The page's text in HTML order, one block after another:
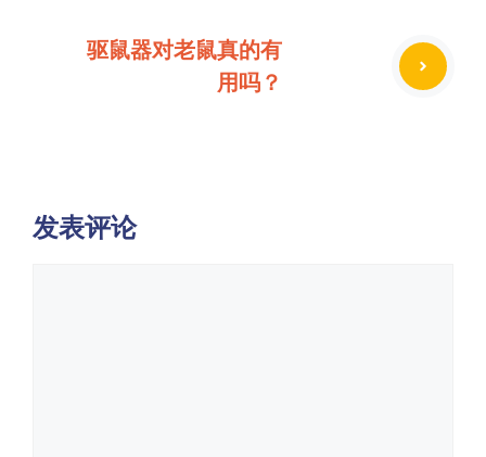
驱鼠器对老鼠真的有
用吗？
发表评论